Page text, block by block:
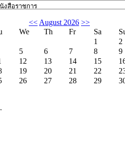
<< August 2026 >>
We Th Fr Sa
1
2
5 6 7 8
9
12 13 14 15
19 20 21 22
26 27 28 29